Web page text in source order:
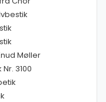
Møller
3100